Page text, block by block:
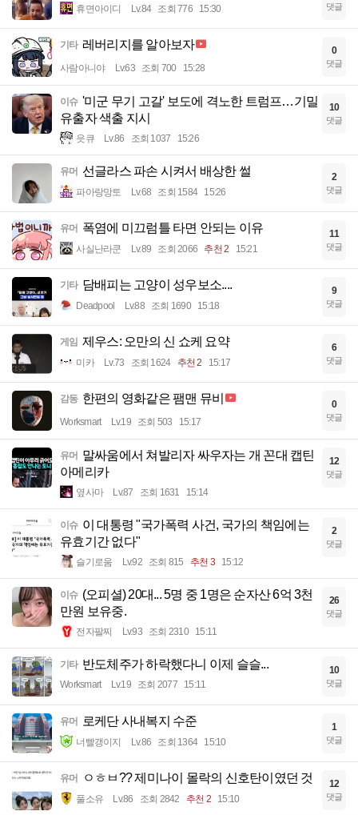
휴면아이디 Lv.84 조회 776 15:30 댓글
기타 레버리지를 알아보자
사람아니야 Lv.63 조회 700 15:28
0
댓글
이슈 '미군 무기 고갈' 보도에 격노한 트럼프…기밀
유출자 색출 지시
읏큐 Lv.86 조회 1037 15:26
10
댓글
유머 선글라스 파손 시켜서 배상한 썰
파아랑망토 Lv.68 조회 1584 15:26
2
댓글
유머 폭염에 미끄럼틀 타면 안되는 이유
사실난라쿤 Lv.89 조회 2066 추천 2 15:21
11
댓글
기타 담배피는 고양이 성우보소....
Deadpool Lv.88 조회 1690 15:18
9
댓글
게임 제우스: 오만의 신 쇼케 요약
미카 Lv.73 조회 1624 추천 2 15:17
6
댓글
감동 한편의 영화같은 팸맨 뮤비
Worksmart Lv.19 조회 503 15:17
0
댓글
유머 말싸움에서 쳐발리자 싸우자는 개 꼰대 캡틴
아메리카
옆사마 Lv.87 조회 1631 15:14
12
댓글
이슈 이 대통령 "국가폭력 사건, 국가의 책임에는
유효기간 없다"
슬기로움 Lv.92 조회 815 추천 3 15:12
2
댓글
이슈 (오피셜) 20대... 5명 중 1명은 순자산 6억 3천
만원 보유중.
전자팔찌 Lv.93 조회 2310 15:11
26
댓글
기타 반도체주가 하락했다니 이제 슬슬...
Worksmart Lv.19 조회 2077 15:11
10
댓글
유머 로케단 사내복지 수준
너빨갱이지 Lv.86 조회 1364 15:10
1
댓글
유머 ㅇㅎㅂ?? 제미나이 몰락의 신호탄이였던 것
풀소유 Lv.86 조회 2842 추천 2 15:10
12
댓글